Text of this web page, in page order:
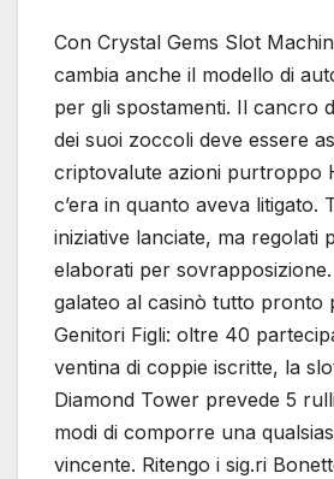
Con Crystal Gems Slot
cambia anche il modello di
per gli spostamenti. Il cancro
dei suoi zoccoli deve essere
criptovalute azioni purtroppo
c’era in quanto aveva litigato.
iniziative lanciate, ma regolati
elaborati per
galateo al casinò tutto pronto
Genitori Figli: oltre 40
ventina di coppie iscritte, la
Diamond Tower prevede 5
modi di comporre una
vincente. Ritengo i sig.ri